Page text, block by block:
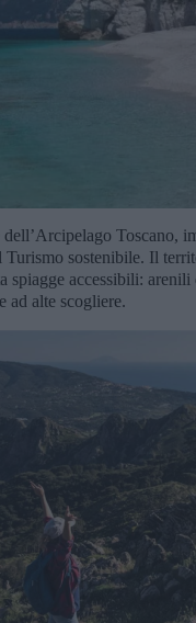
Toscano,
sostenibile. Il
accessibili: arenili
ad alte scogliere.